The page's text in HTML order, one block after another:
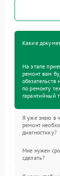
Какие
На этапе
ремонт вам
обязательств
по ремонту
гарантийный
Я уже знаю в
ремонт
диагностику?
Мне нужен
сделать?